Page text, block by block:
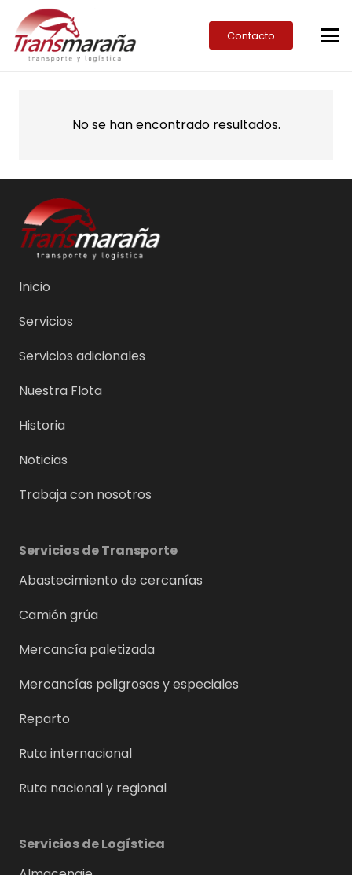
Contacto
No se han encontrado resultados.
Inicio
Servicios
Servicios adicionales
Nuestra Flota
Historia
Noticias
Trabaja con nosotros
Servicios de Transporte
Abastecimiento de cercanías
Camión grúa
Mercancía paletizada
Mercancías peligrosas y especiales
Reparto
Ruta internacional
Ruta nacional y regional
Servicios de Logística